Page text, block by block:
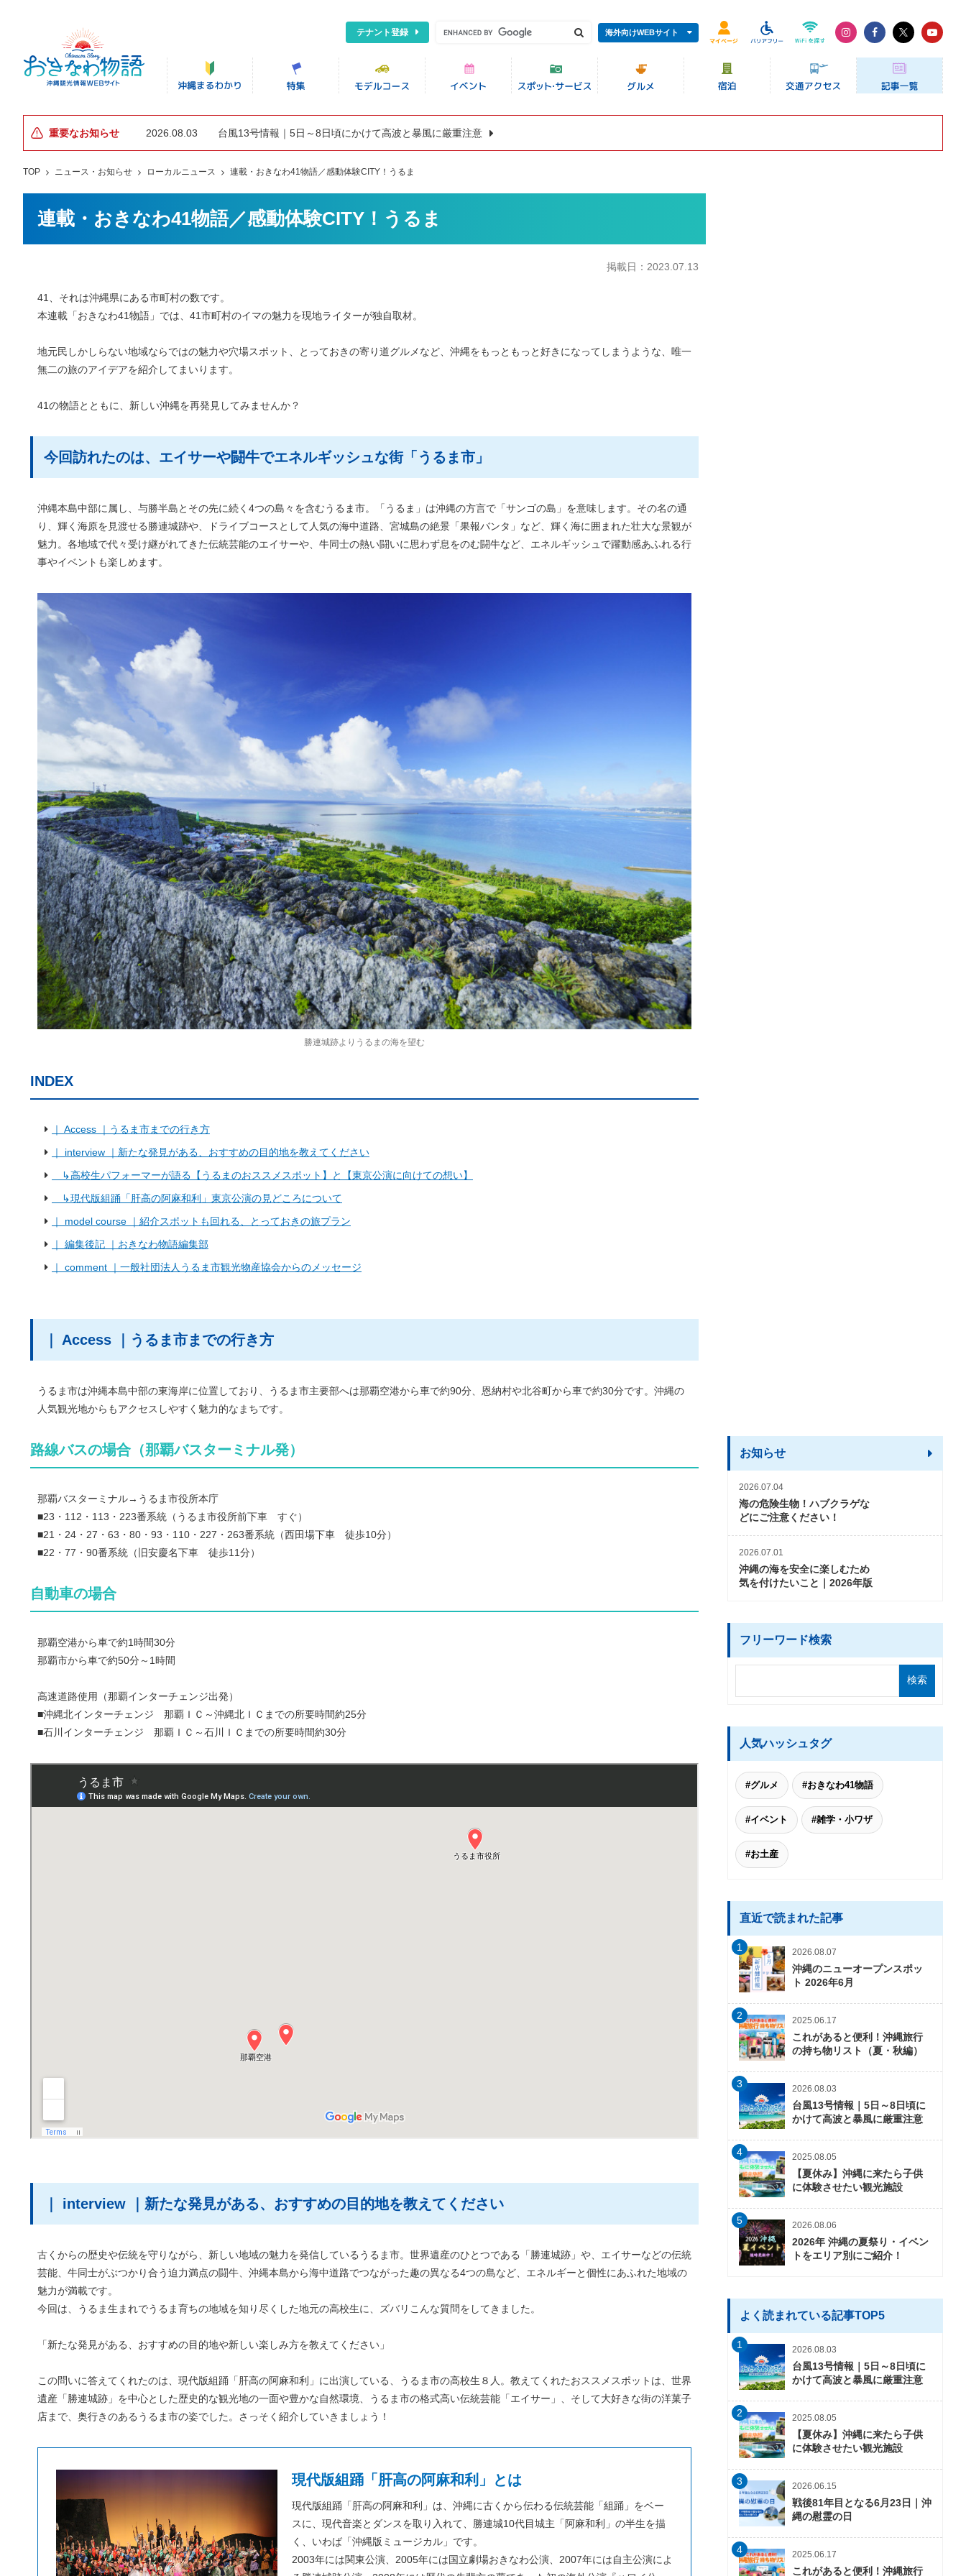
テナント登録 海外向けWEBサイト
重要なお知らせ 2026.08.03 台風13号情報｜5日～8日頃にかけて高波と暴風に厳重注意
TOP ニュース・お知らせ ローカルニュース 連載・おきなわ41物語／感動体験CITY！うるま
連載・おきなわ41物語／感動体験CITY！うるま
掲載日： 2023.07.13
41、それは沖縄県にある市町村の数です。
本連載「おきなわ41物語」では、41市町村のイマの魅力を現地ライターが独自取材。
地元民しかしらない地域ならではの魅力や穴場スポット、とっておきの寄り道グルメなど、沖縄をもっともっと好きになってしまうような、唯一
無二の旅のアイデアを紹介してまいります。
41の物語とともに、新しい沖縄を再発見してみませんか？
今回訪れたのは、エイサーや闘牛でエネルギッシュな街「うるま市」
沖縄本島中部に属し、与勝半島とその先に続く4つの島々を含むうるま市。「うるま」は沖縄の方言で「サンゴの島」を意味します。その名の通
り、輝く海原を見渡せる勝連城跡や、ドライブコースとして人気の海中道路、宮城島の絶景「果報バンタ」など、輝く海に囲まれた壮大な景観が
魅力。各地域で代々受け継がれてきた伝統芸能のエイサーや、牛同士の熱い闘いに思わず息をのむ闘牛など、エネルギッシュで躍動感あふれる行
事やイベントも楽しめます。
勝連城跡よりうるまの海を望む
INDEX
｜ Access ｜うるま市までの行き方
｜ interview ｜新たな発見がある、おすすめの目的地を教えてください
↳高校生パフォーマーが語る【うるまのおススメスポット】と【東京公演に向けての想い】
↳現代版組踊「肝高の阿麻和利」東京公演の見どころについて
｜ model course ｜紹介スポットも回れる、とっておきの旅プラン
｜ 編集後記 ｜おきなわ物語編集部
｜ comment ｜一般社団法人うるま市観光物産協会からのメッセージ
｜ Access ｜うるま市までの行き方
うるま市は沖縄本島中部の東海岸に位置しており、うるま市主要部へは那覇空港から車で約90分、恩納村や北谷町から車で約30分です。沖縄の
人気観光地からもアクセスしやすく魅力的なまちです。
路線バスの場合（那覇バスターミナル発）
那覇バスターミナル→うるま市役所本庁
■23・112・113・223番系統（うるま市役所前下車 すぐ）
■21・24・27・63・80・93・110・227・263番系統（西田場下車 徒歩10分）
■22・77・90番系統（旧安慶名下車 徒歩11分）
自動車の場合
那覇空港から車で約1時間30分
那覇市から車で約50分～1時間
高速道路使用（那覇インターチェンジ出発）
■沖縄北インターチェンジ 那覇ＩＣ～沖縄北ＩＣまでの所要時間約25分
■石川インターチェンジ 那覇ＩＣ～石川ＩＣまでの所要時間約30分
｜ interview ｜新たな発見がある、おすすめの目的地を教えてください
古くからの歴史や伝統を守りながら、新しい地域の魅力を発信しているうるま市。世界遺産のひとつである「勝連城跡」や、エイサーなどの伝統
芸能、牛同士がぶつかり合う迫力満点の闘牛、沖縄本島から海中道路でつながった趣の異なる4つの島など、エネルギーと個性にあふれた地域の
魅力が満載です。
今回は、うるま生まれでうるま育ちの地域を知り尽くした地元の高校生に、ズバリこんな質問をしてきました。
「新たな発見がある、おすすめの目的地や新しい楽しみ方を教えてください」
この問いに答えてくれたのは、現代版組踊「肝高の阿麻和利」に出演している、うるま市の高校生８人。教えてくれたおススメスポットは、世界
遺産「勝連城跡」を中心とした歴史的な観光地の一面や豊かな自然環境、うるま市の格式高い伝統芸能「エイサー」、そして大好きな街の洋菓子
店まで、奥行きのあるうるま市の姿でした。さっそく紹介していきましょう！
現代版組踊「肝高の阿麻和利」とは
現代版組踊「肝高の阿麻和利」は、沖縄に古くから伝わる伝統芸能「組踊」をベー
スに、現代音楽とダンスを取り入れて、勝連城10代目城主「阿麻和利」の半生を描
く、いわば「沖縄版ミュージカル」です。
2003年には関東公演、2005年には国立劇場おきなわ公演、2007年には自主公演によ
お知らせ
2026.07.04
海の危険生物！ハブクラゲな
どにご注意ください！
2026.07.01
沖縄の海を安全に楽しむため
気を付けたいこと｜2026年版
フリーワード検索
人気ハッシュタグ
#グルメ #おきなわ41物語
#イベント #雑学・小ワザ
#お土産
直近で読まれた記事
1 2026.08.07
沖縄のニューオープンスポッ
ト 2026年6月
2 2025.06.17
これがあると便利！沖縄旅行
の持ち物リスト（夏・秋編）
3 2026.08.03
台風13号情報｜5日～8日頃に
かけて高波と暴風に厳重注意
4 2025.08.05
【夏休み】沖縄に来たら子供
に体験させたい観光施設
5 2026.08.06
2026年 沖縄の夏祭り・イベン
トをエリア別にご紹介！
よく読まれている記事TOP5
1 2026.08.03
台風13号情報｜5日～8日頃に
かけて高波と暴風に厳重注意
2 2025.08.05
【夏休み】沖縄に来たら子供
に体験させたい観光施設
3 2026.06.15
戦後81年目となる6月23日｜沖
縄の慰霊の日
4 2025.06.17
これがあると便利！沖縄旅行